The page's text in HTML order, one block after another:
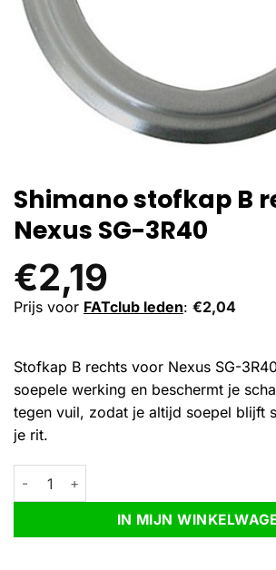
Shimano stofkap B
Nexus SG-3R40
€2,19
Prijs voor FATclub leden: €2,04
Stofkap B rechts voor Nexus SG-
soepele werking en beschermt je
tegen vuil, zodat je altijd soepel blijft
je rit.
Shimano stofkap B rechts Nexus SG-3R40
IN MIJN
Alternative: